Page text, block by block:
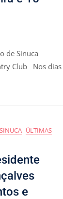
de Sinuca
Club Nos dias
SINUCA ÚLTIMAS
e